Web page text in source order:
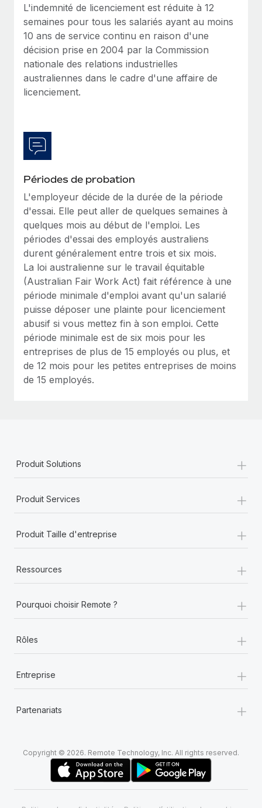
L'indemnité de licenciement est réduite à 12
semaines pour tous les salariés ayant au moins
10 ans de service continu en raison d'une
décision prise en 2004 par la Commission
nationale des relations industrielles
australiennes dans le cadre d'une affaire de
licenciement.
Périodes de probation
L'employeur décide de la durée de la période
d'essai. Elle peut aller de quelques semaines à
quelques mois au début de l'emploi. Les
périodes d'essai des employés australiens
durent généralement entre trois et six mois.
La loi australienne sur le travail équitable
(Australian Fair Work Act) fait référence à une
période minimale d'emploi avant qu'un salarié
puisse déposer une plainte pour licenciement
abusif si vous mettez fin à son emploi. Cette
période minimale est de six mois pour les
entreprises de plus de 15 employés ou plus, et
de 12 mois pour les petites entreprises de moins
de 15 employés.
Produit Solutions +
Produit Services +
Produit Taille d'entreprise +
Ressources +
Pourquoi choisir Remote ? +
Rôles +
Entreprise +
Partenariats +
Copyright © 2026. Remote Technology, Inc. All rights reserved.